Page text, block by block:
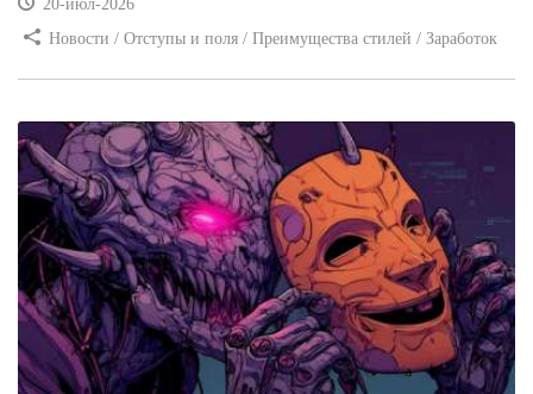
20-июл-2026
Новости / Отступы и поля / Преимущества стилей / Заработок